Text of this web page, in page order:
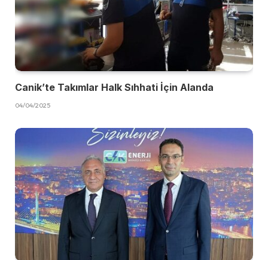
Canik’te Takımlar Halk Sıhhati İçin Alanda
04/04/2025